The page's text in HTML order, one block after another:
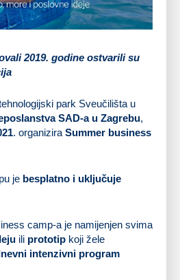
2019. godine ostvarili su
park Sveučilišta u
SAD-a u Zagrebu,
. organizira Summer business
je besplatno i uključuje
camp-a je namijenjen svima
ili prototip koji žele
intenzivni program